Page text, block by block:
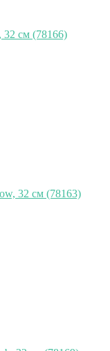
32 см (78166)
32 см (78163)